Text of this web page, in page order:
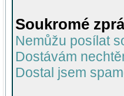
Soukromé
Nemůžu posílat
Dostávám
Dostal jsem